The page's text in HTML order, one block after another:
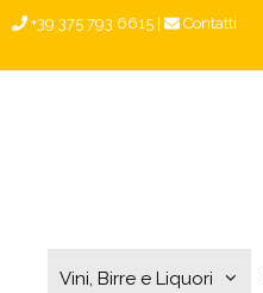
+39 375 793 6615 Contatti
Vini, Birre e Liquori